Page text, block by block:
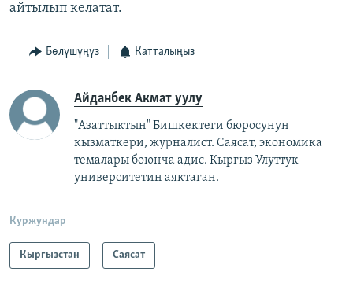
айтылып келатат.
Бөлүшүңүз Катталыңыз
Айданбек Акмат уулу
"Азаттыктын" Бишкектеги бюросунун
кызматкери, журналист. Саясат, экономика
темалары боюнча адис. Кыргыз Улуттук
университетин аяктаган.
Куржундар
Кыргызстан Саясат